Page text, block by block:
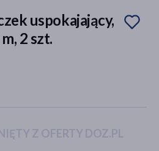
uspokajający,
2 szt.
Z OFERTY DOZ.PL